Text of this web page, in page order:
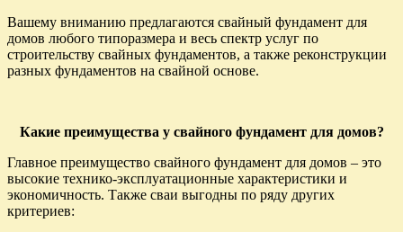
Вашему вниманию предлагаются свайный фундамент для
домов любого типоразмера и весь спектр услуг по
строительству свайных фундаментов, а также реконструкции
разных фундаментов на свайной основе.
Какие преимущества у свайного фундамент для домов?
Главное преимущество свайного фундамент для домов – это
высокие технико-эксплуатационные характеристики и
экономичность. Также сваи выгодны по ряду других
критериев: